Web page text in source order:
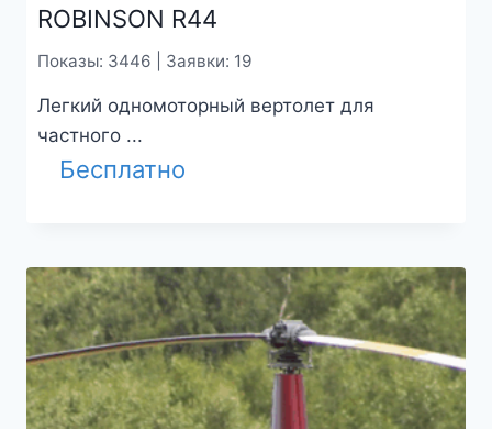
ROBINSON R44
Показы: 3446 | Заявки: 19
Легкий одномоторный вертолет для
частного ...
Бесплатно